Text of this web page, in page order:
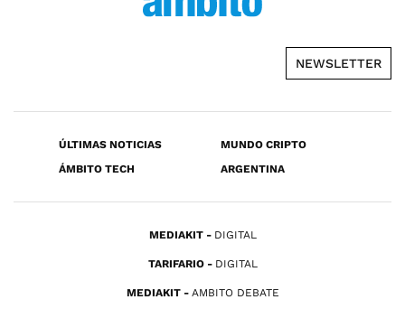
NEWSLETTER
ÚLTIMAS NOTICIAS
MUNDO CRIPTO
ÁMBITO TECH
ARGENTINA
MEDIAKIT DIGITAL
TARIFARIO DIGITAL
MEDIAKIT AMBITO DEBATE